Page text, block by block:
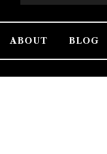
ABOUT BLOG